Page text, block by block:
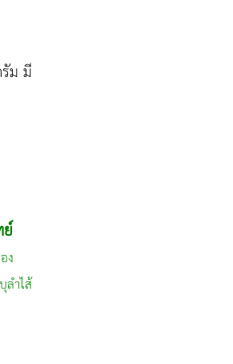
ม มี
ง
ลำไส้